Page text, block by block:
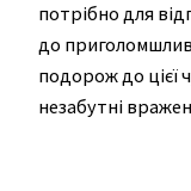
потрібно для
до
подорож до цієї
незабутні